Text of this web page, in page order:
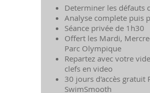
Determiner les défauts
Analyse complete puis
Séance privée de 1h30
Offert les Mardi,
Parc Olympique
Repartez avec votre
clefs en video
30 jours d'accès gratuit
SwimSmooth